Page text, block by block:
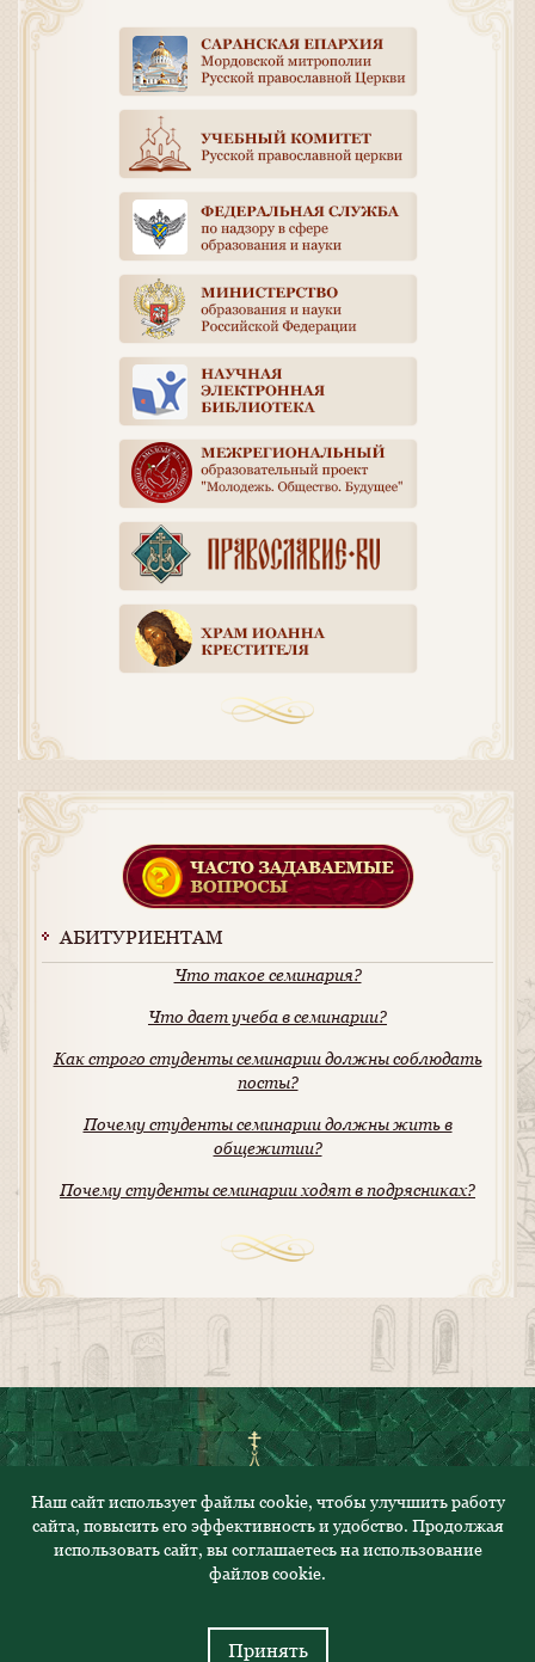
АБИТУРИЕНТАМ
Что такое семинария?
Что дает учеба в семинарии?
Как строго студенты семинарии должны соблюдать
посты?
Почему студенты семинарии должны жить в
общежитии?
Почему студенты семинарии ходят в подрясниках?
© 2023. Все права защищены
Политика конфиденциальности
Наш сайт использует файлы cookie, чтобы улучшить работу
сайта, повысить его эффективность и удобство. Продолжая
использовать сайт, вы соглашаетесь на использование
файлов cookie.
Принять